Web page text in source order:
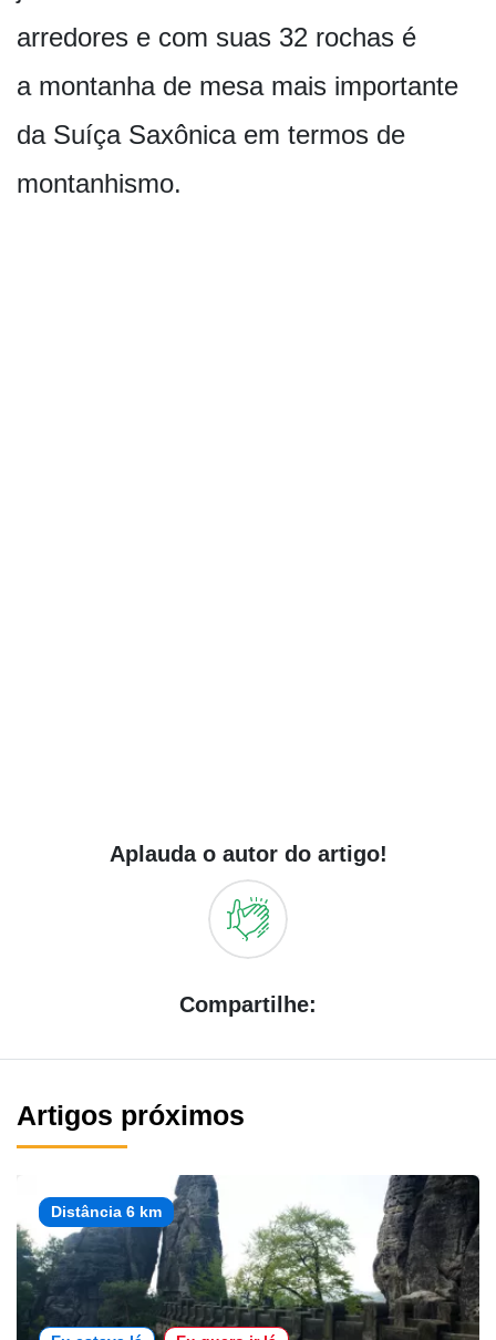
arredores e com suas 32 rochas é
a montanha de mesa mais importante
da Suíça Saxônica em termos de
montanhismo.
Aplauda o autor do artigo!
Compartilhe:
Artigos próximos
Distância 6 km